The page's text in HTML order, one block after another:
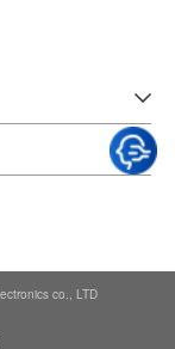
co., LTD